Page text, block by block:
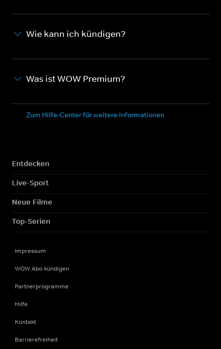
Wie kann ich kündigen?
Was ist WOW Premium?
Zum Hilfe-Center für weitere Informationen
Entdecken
Live-Sport
Neue Filme
Top-Serien
Impressum
WOW Abo kündigen
Partnerprogramme
Hilfe
Kontakt
Barrierefreiheit